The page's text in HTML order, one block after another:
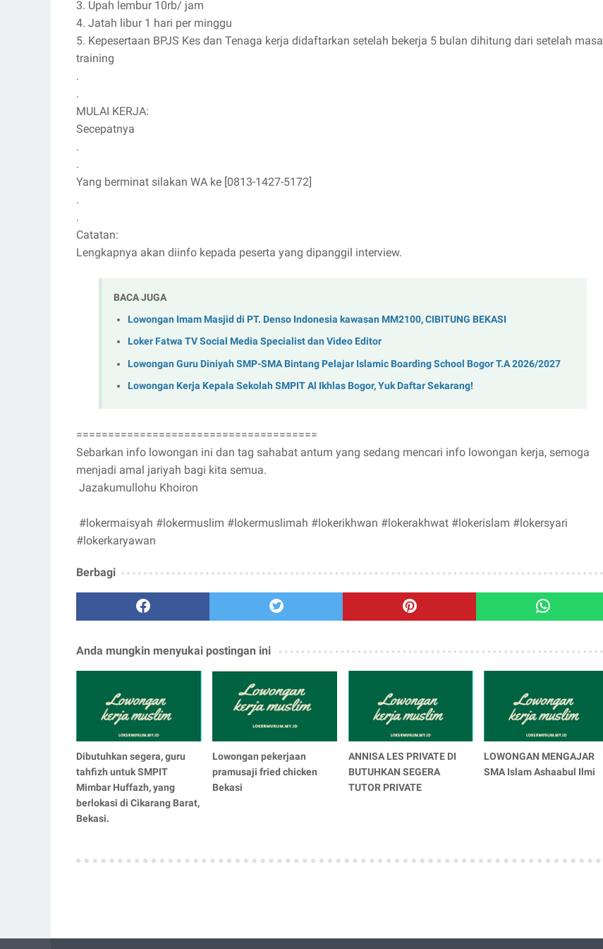
3. Upah lembur 10rb/ jam
4. Jatah libur 1 hari per minggu
5. Kepesertaan BPJS Kes dan Tenaga kerja didaftarkan setelah bekerja 5 bulan dihitung dari setelah masa
training
.
.
MULAI KERJA:
Secepatnya
.
.
Yang berminat silakan WA ke [0813-1427-5172]
.
.
Catatan:
Lengkapnya akan diinfo kepada peserta yang dipanggil interview.
BACA JUGA
Lowongan Imam Masjid di PT. Denso Indonesia kawasan MM2100, CIBITUNG BEKASI
Loker Fatwa TV Social Media Specialist dan Video Editor
Lowongan Guru Diniyah SMP-SMA Bintang Pelajar Islamic Boarding School Bogor T.A 2026/2027
Lowongan Kerja Kepala Sekolah SMPIT Al Ikhlas Bogor, Yuk Daftar Sekarang!
======================================
Sebarkan info lowongan ini dan tag sahabat antum yang sedang mencari info lowongan kerja, semoga
menjadi amal jariyah bagi kita semua.
Jazakumullohu Khoiron
#lokermaisyah #lokermuslim #lokermuslimah #lokerikhwan #lokerakhwat #lokerislam #lokersyari
#lokerkaryawan
Berbagi
Anda mungkin menyukai postingan ini
Dibutuhkan segera, guru
tahfizh untuk SMPIT
Mimbar Huffazh, yang
berlokasi di Cikarang Barat,
Bekasi.
Lowongan pekerjaan
pramusaji fried chicken
Bekasi
ANNISA LES PRIVATE DI
BUTUHKAN SEGERA
TUTOR PRIVATE
LOWONGAN MENGAJAR
SMA Islam Ashaabul Ilmi